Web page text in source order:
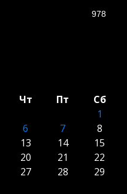
978
Чт Пт
Сб
1
6 7
8
13 14
15
20 21
22
27 28
29